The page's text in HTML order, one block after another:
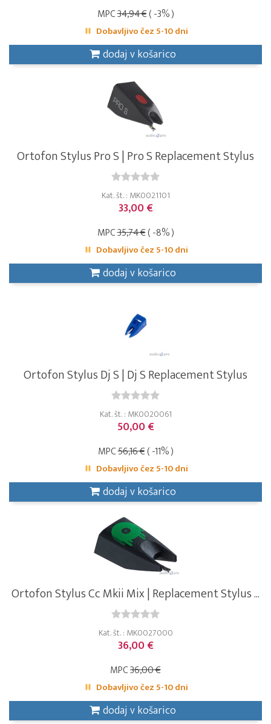
MPC34,94 €( -3% )
Dobavljivo čez 5-10 dni
dodaj v košarico
Ortofon Stylus Pro S | Pro S Replacement Stylus
Kat. št. : MK0021101
33,00 €
MPC35,74 €( -8% )
Dobavljivo čez 5-10 dni
dodaj v košarico
Ortofon Stylus Dj S | Dj S Replacement Stylus
Kat. št. : MK0020061
50,00 €
MPC56,16 €( -11% )
Dobavljivo čez 5-10 dni
dodaj v košarico
Ortofon Stylus Cc Mkii Mix | Replacement Stylus ...
Kat. št. : MK0027000
36,00 €
MPC36,00 €
Dobavljivo čez 5-10 dni
dodaj v košarico